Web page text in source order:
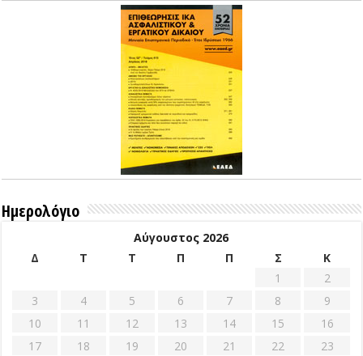
Ημερολόγιο
Αύγουστος 2026
Δ
Τ Τ Π Π Σ
Κ
1
2
3
4 5 6 7 8
9
10
11 12 13 14 15
16
17
18 19 20 21 22
23